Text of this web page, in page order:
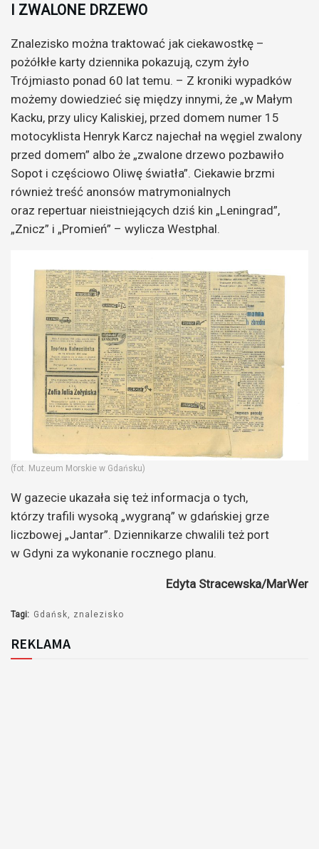
I ZWALONE DRZEWO
Znalezisko można traktować jak ciekawostkę –
pożółkłe karty dziennika pokazują, czym żyło
Trójmiasto ponad 60 lat temu. – Z kroniki wypadków
możemy dowiedzieć się między innymi, że „w Małym
Kacku, przy ulicy Kaliskiej, przed domem numer 15
motocyklista Henryk Karcz najechał na węgiel zwalony
przed domem” albo że „zwalone drzewo pozbawiło
Sopot i częściowo Oliwę światła”. Ciekawie brzmi
również treść anonsów matrymonialnych
oraz repertuar nieistniejących dziś kin „Leningrad”,
„Znicz” i „Promień” – wylicza Westphal.
(fot. Muzeum Morskie w Gdańsku)
W gazecie ukazała się też informacja o tych,
którzy trafili wysoką „wygraną” w gdańskiej grze
liczbowej „Jantar”. Dziennikarze chwalili też port
w Gdyni za wykonanie rocznego planu.
Edyta Stracewska/MarWer
Tagi: Gdańsk znalezisko
REKLAMA